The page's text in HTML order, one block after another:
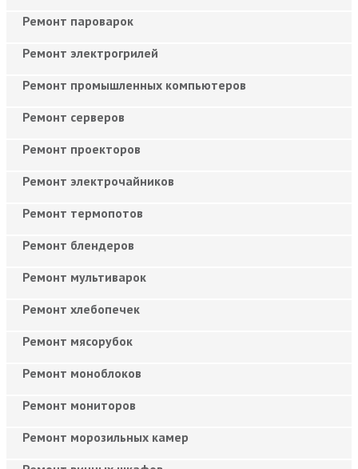
Ремонт пароварок
Ремонт электрогрилей
Ремонт промышленных компьютеров
Ремонт серверов
Ремонт проекторов
Ремонт электрочайников
Ремонт термопотов
Ремонт блендеров
Ремонт мультиварок
Ремонт хлебопечек
Ремонт мясорубок
Ремонт моноблоков
Ремонт мониторов
Ремонт морозильных камер